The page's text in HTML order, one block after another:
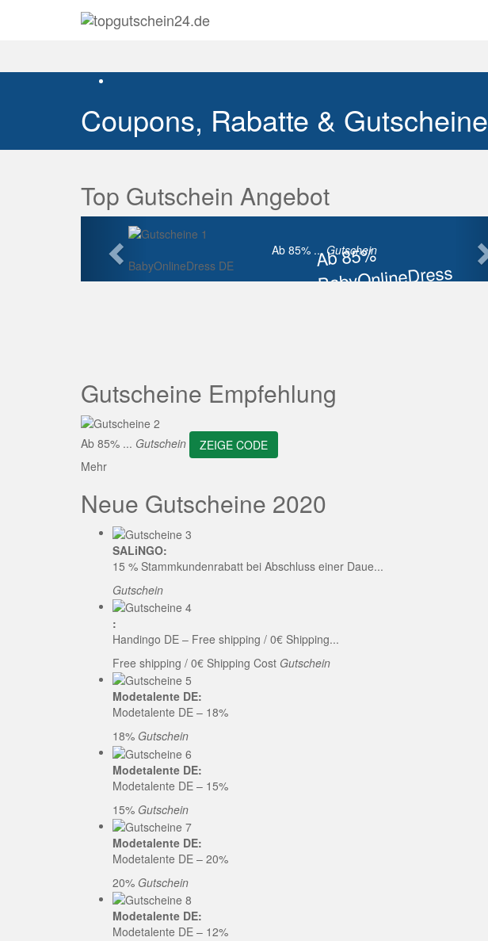
Coupons, Rabatte & Gutscheine
Top Gutschein Angebot
Ab 85%
BabyOnlineDress
Ab 85% ... Gutschein
BabyOnlineDress DE
Vorherige
Gutscheine Empfehlung
Ab 85% ... Gutschein
ZEIGE CODE
Mehr
Neue Gutscheine 2020
SALiNGO:
15 % Stammkundenrabatt bei Abschluss einer Daue...
Gutschein
:
Handingo DE – Free shipping / 0€ Shipping...
Free shipping / 0€ Shipping Cost Gutschein
Modetalente DE:
Modetalente DE – 18%
18% Gutschein
Modetalente DE:
Modetalente DE – 15%
15% Gutschein
Modetalente DE:
Modetalente DE – 20%
20% Gutschein
Modetalente DE:
Modetalente DE – 12%